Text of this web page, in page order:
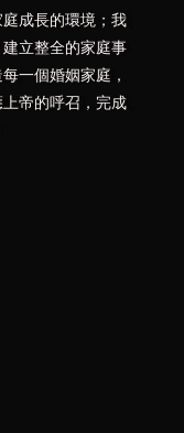
成長的環境；我
立整全的家庭事
一個婚姻家庭，
帝的呼召，完成